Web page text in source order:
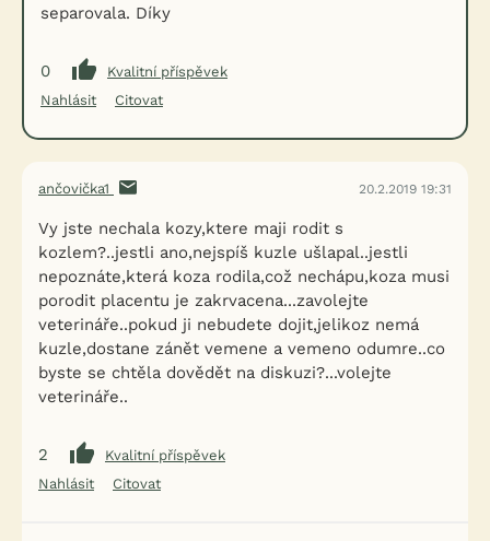
separovala. Díky
0
Kvalitní příspěvek
Nahlásit
Citovat
ančovička1 20.2.2019 19:31
Vy jste nechala kozy,ktere maji rodit s
kozlem?..jestli ano,nejspíš kuzle ušlapal..jestli
nepoznáte,která koza rodila,což nechápu,koza musi
porodit placentu je zakrvacena...zavolejte
veterináře..pokud ji nebudete dojit,jelikoz nemá
kuzle,dostane zánět vemene a vemeno odumre..co
byste se chtěla dovědět na diskuzi?...volejte
veterináře..
2
Kvalitní příspěvek
Nahlásit
Citovat